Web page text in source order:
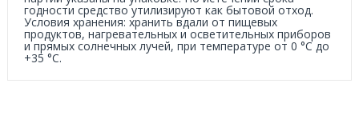
годности средство утилизируют как бытовой отход.
Условия хранения: хранить вдали от пищевых
продуктов, нагревательных и осветительных приборов
и прямых солнечных лучей, при температуре от 0 °С до
+35 °С.